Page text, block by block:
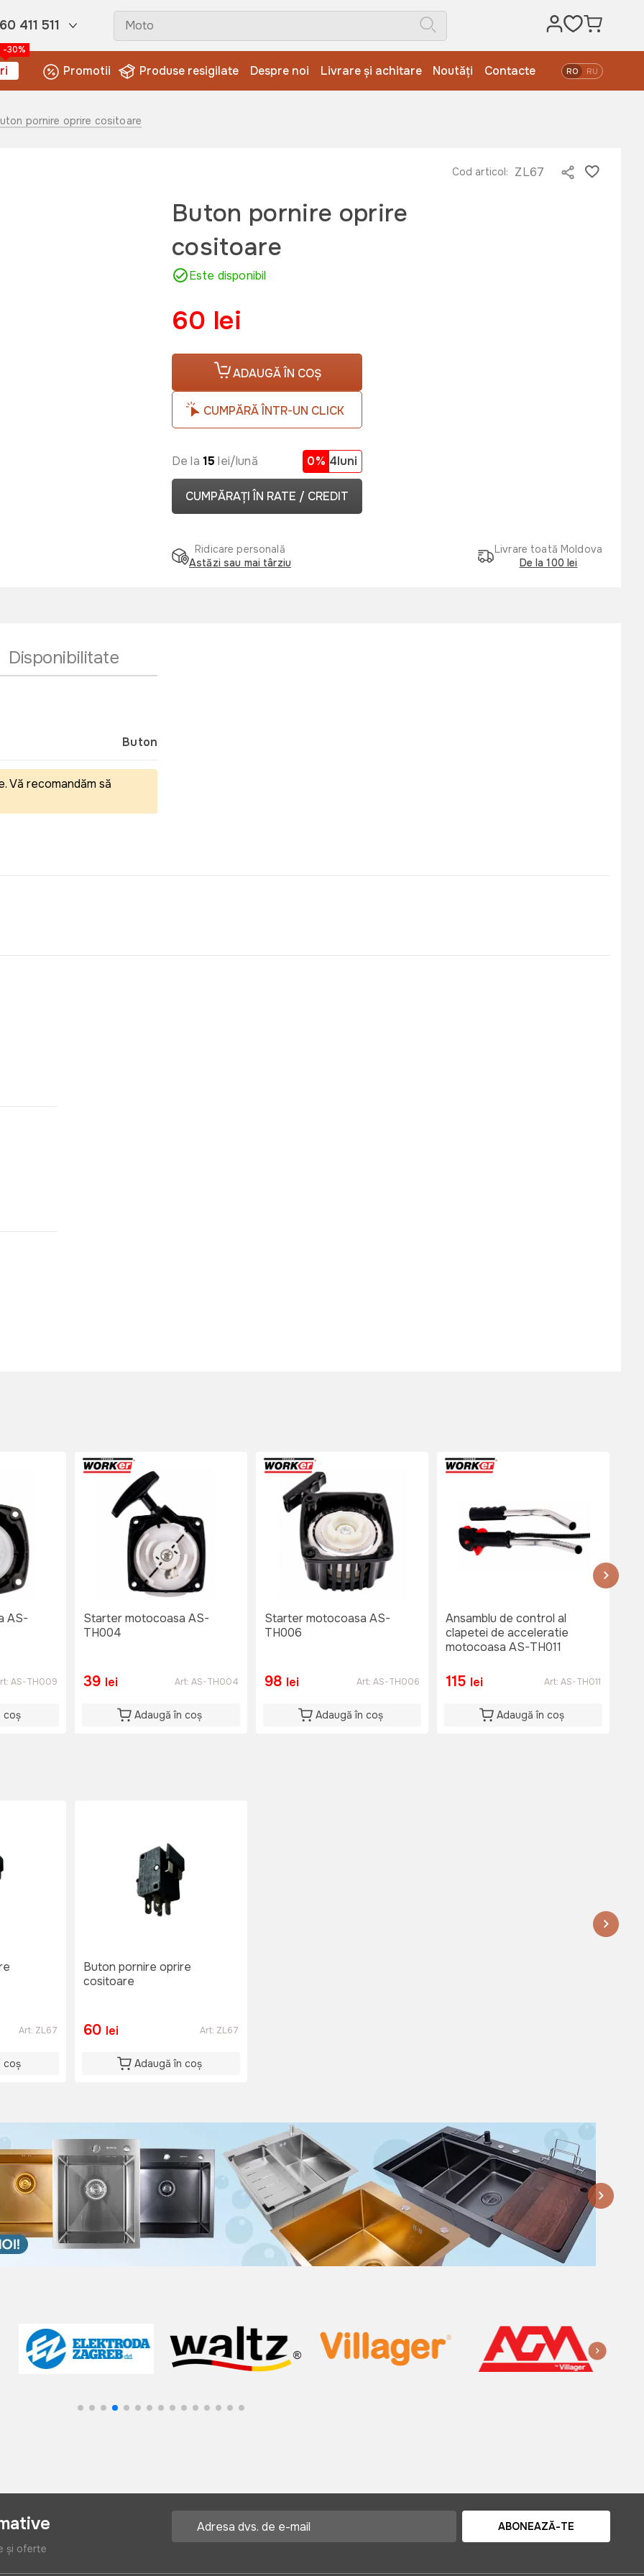
411 511
-30%
Promotii Produse resigilate Despre noi Livrare și achitare Noutăți Contacte RO RU
pornire oprire cositoare
Cod articol: ZL67
Buton pornire oprire
cositoare
Este disponibil
60 lei
ADAUGĂ ÎN COȘ
CUMPĂRĂ ÎNTR-UN CLICK
De la 15 lei/lună 0% 4luni
CUMPĂRAȚI ÎN RATE / CREDIT
Ridicare personală
Astăzi sau mai târziu
Livrare toată Moldova
De la 100 lei
Disponibilitate
Buton
Vă recomandăm să
AS-
AS-TH009
coș
Starter motocoasa AS-
TH004
39 lei Art: AS-TH004
Adaugă în coș
Starter motocoasa AS-
TH006
98 lei Art: AS-TH006
Adaugă în coș
Ansamblu de control al
clapetei de acceleratie
motocoasa AS-TH011
115 lei Art: AS-TH011
Adaugă în coș
Art: ZL67
coș
Buton pornire oprire
cositoare
60 lei Art: ZL67
Adaugă în coș
și oferte
ABONEAZĂ-TE